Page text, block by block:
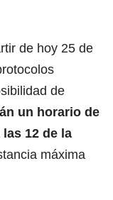
de hoy 25 de
de
un horario de
12 de la
máxima